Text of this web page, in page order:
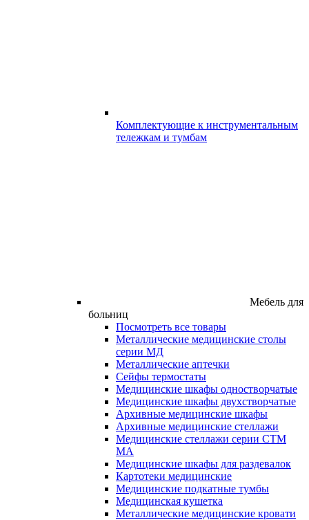
Комплектующие к инструментальным
тележкам и тумбам
Мебель для
больниц
Посмотреть все товары
Металлические медицинские столы
серии МД
Металлические аптечки
Сейфы термостаты
Медицинские шкафы одностворчатые
Медицинские шкафы двухстворчатые
Архивные медицинские шкафы
Архивные медицинские стеллажи
Медицинские стеллажи серии СТМ
МА
Медицинские шкафы для раздевалок
Картотеки медицинские
Медицинские подкатные тумбы
Медицинская кушетка
Металлические медицинские кровати